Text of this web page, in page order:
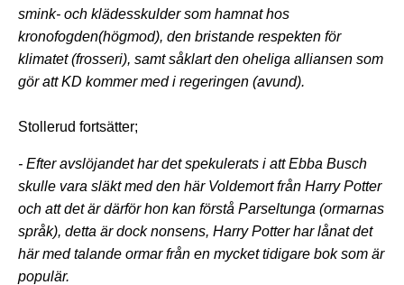
smink- och klädesskulder som hamnat hos
kronofogden(högmod), den bristande respekten för
klimatet (frosseri), samt såklart den oheliga alliansen som
gör att KD kommer med i regeringen (avund).
Stollerud fortsätter;
- Efter avslöjandet har det spekulerats i att Ebba Busch
skulle vara släkt med den här Voldemort från Harry Potter
och att det är därför hon kan förstå Parseltunga (ormarnas
språk), detta är dock nonsens, Harry Potter har lånat det
här med talande ormar från en mycket tidigare bok som är
populär.